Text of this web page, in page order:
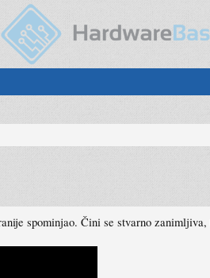
spominjao. Čini se stvarno